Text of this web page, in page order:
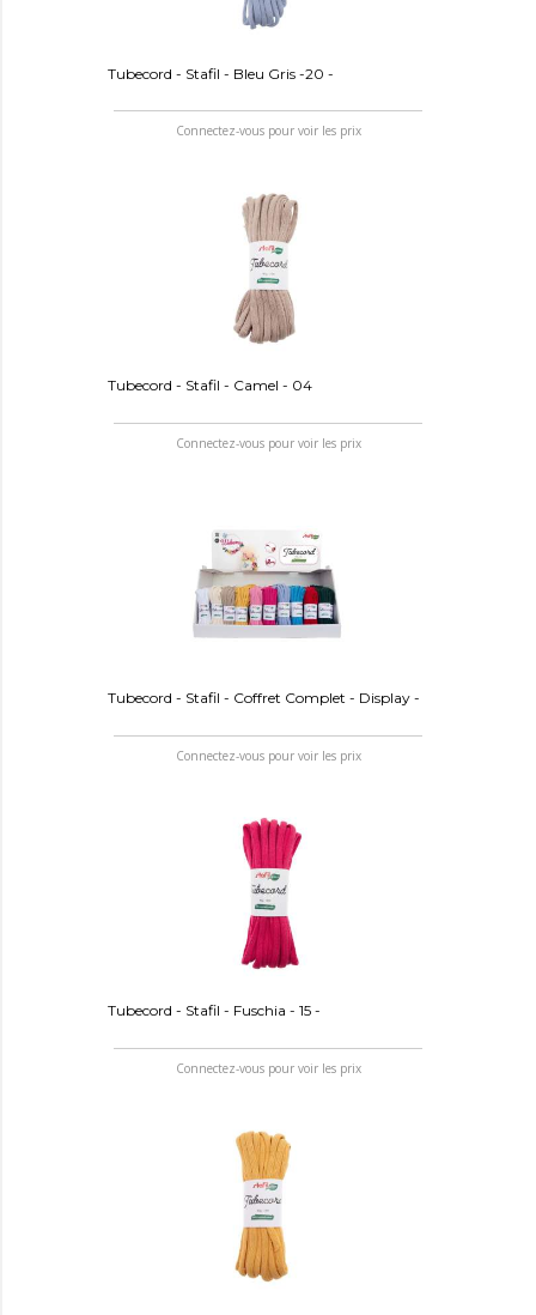
Tubecord - Stafil - Bleu Gris -20 -
Connectez-vous pour voir les prix
Tubecord - Stafil - Camel - 04
Connectez-vous pour voir les prix
Tubecord - Stafil - Coffret Complet - Display -
Connectez-vous pour voir les prix
Tubecord - Stafil - Fuschia - 15 -
Connectez-vous pour voir les prix